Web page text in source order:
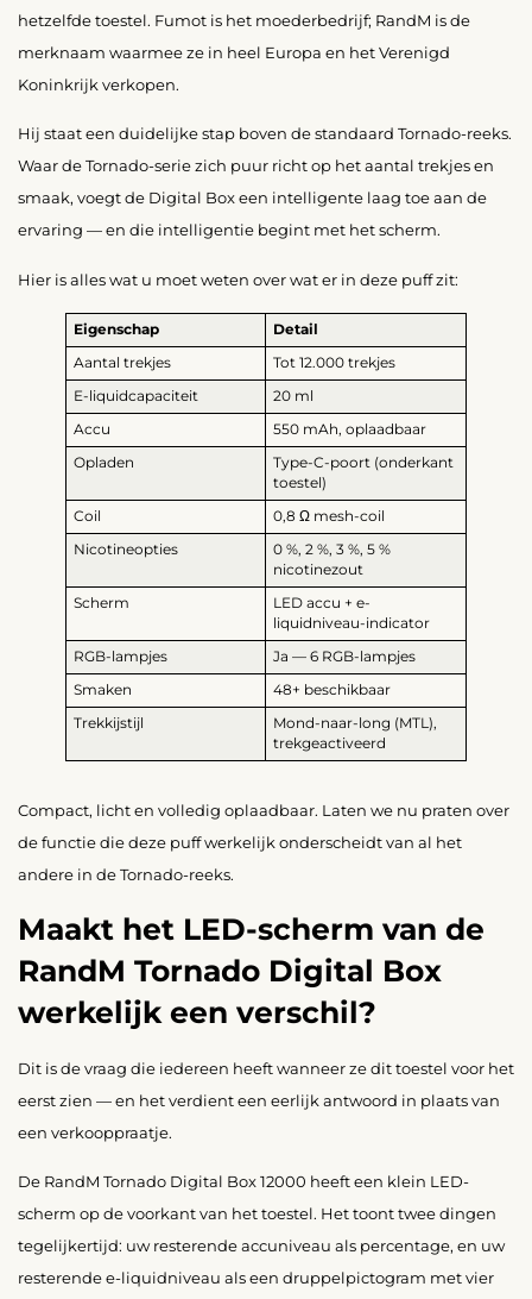
hetzelfde toestel. Fumot is het moederbedrijf; RandM is de
merknaam waarmee ze in heel Europa en het Verenigd
Koninkrijk verkopen.
Hij staat een duidelijke stap boven de standaard Tornado-reeks.
Waar de Tornado-serie zich puur richt op het aantal trekjes en
smaak, voegt de Digital Box een intelligente laag toe aan de
ervaring — en die intelligentie begint met het scherm.
Hier is alles wat u moet weten over wat er in deze puff zit:
Eigenschap
Detail
Aantal trekjes
Tot 12.000 trekjes
E-liquidcapaciteit
20 ml
Accu
550 mAh, oplaadbaar
Opladen
Type-C-poort (onderkant
toestel)
Coil
0,8 Ω mesh-coil
Nicotineopties
0 %, 2 %, 3 %, 5 %
nicotinezout
Scherm
LED accu + e-
liquidniveau-indicator
RGB-lampjes
Ja — 6 RGB-lampjes
Smaken
48+ beschikbaar
Trekkijstijl
Mond-naar-long (MTL),
trekgeactiveerd
Compact, licht en volledig oplaadbaar. Laten we nu praten over
de functie die deze puff werkelijk onderscheidt van al het
andere in de Tornado-reeks.
Maakt het LED-scherm van de
RandM Tornado Digital Box
werkelijk een verschil?
Dit is de vraag die iedereen heeft wanneer ze dit toestel voor het
eerst zien — en het verdient een eerlijk antwoord in plaats van
een verkooppraatje.
De RandM Tornado Digital Box 12000 heeft een klein LED-
scherm op de voorkant van het toestel. Het toont twee dingen
tegelijkertijd: uw resterende accuniveau als percentage, en uw
resterende e-liquidniveau als een druppelpictogram met vier